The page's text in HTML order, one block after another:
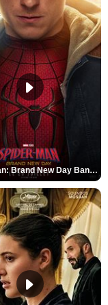
Spider-Man: Brand New Day Bande-annonce VO STFR